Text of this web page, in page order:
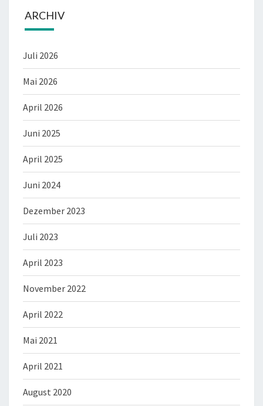
ARCHIV
Juli 2026
Mai 2026
April 2026
Juni 2025
April 2025
Juni 2024
Dezember 2023
Juli 2023
April 2023
November 2022
April 2022
Mai 2021
April 2021
August 2020